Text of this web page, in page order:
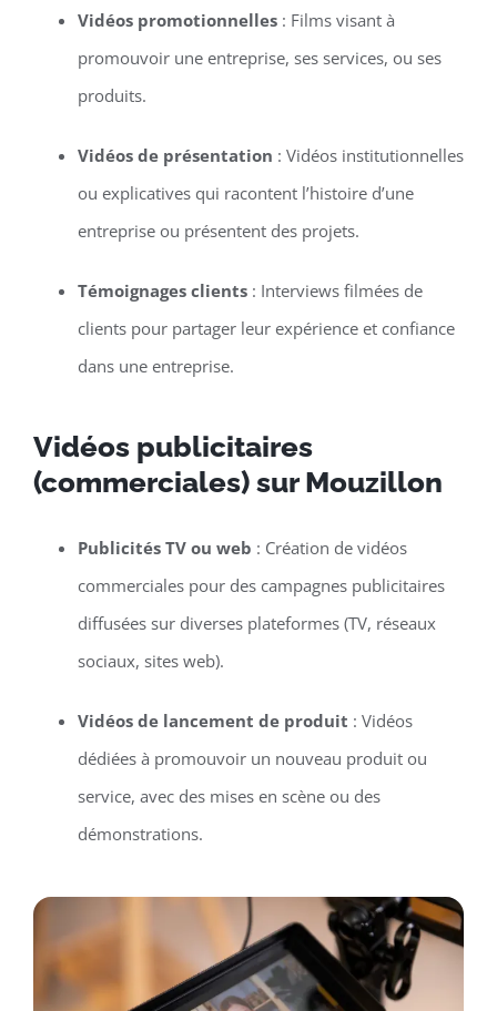
Vidéos promotionnelles: Films visant à
promouvoir une entreprise, ses services, ou ses
produits.
Vidéos de présentation : Vidéos institutionnelles
ou explicatives qui racontent l’histoire d’une
entreprise ou présentent des projets.
Témoignages clients: Interviews filmées de
clients pour partager leur expérience et confiance
dans une entreprise.
Vidéos publicitaires
(commerciales) sur Mouzillon
Publicités TV ou web : Création de vidéos
commerciales pour des campagnes publicitaires
diffusées sur diverses plateformes (TV, réseaux
sociaux, sites web).
Vidéos de lancement de produit : Vidéos
dédiées à promouvoir un nouveau produit ou
service, avec des mises en scène ou des
démonstrations.